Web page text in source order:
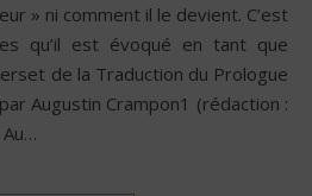
» ni comment il le devient. C’est
qu’il est évoqué en tant que
de la Traduction du Prologue
Augustin Crampon1 (rédaction :